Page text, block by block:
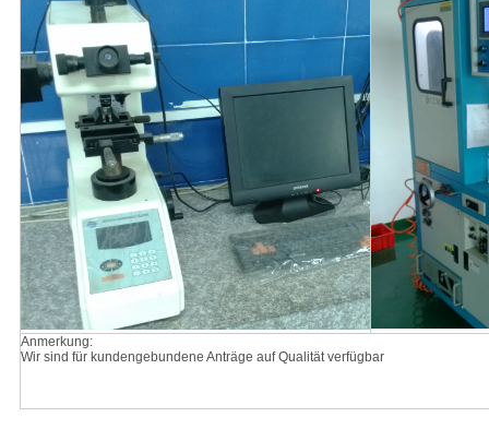
Anmerkung:
Wir sind für kundengebundene Anträge auf Qualität verfügbar